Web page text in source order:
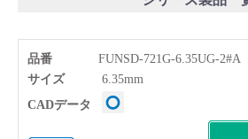
品番 FUNSD-721G-6.35UG-2#A
サイズ 6.35mm
CADデータ